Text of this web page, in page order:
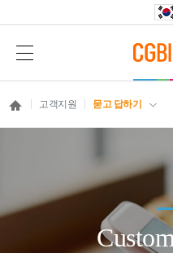
고객지원 묻고 답하기